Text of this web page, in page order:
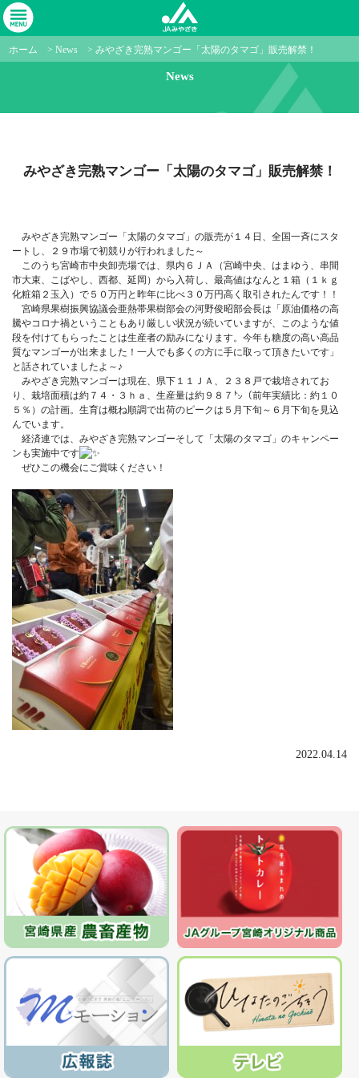
ホーム > News > みやざき完熟マンゴー「太陽のタマゴ」販売解禁！
News
みやざき完熟マンゴー「太陽のタマゴ」販売解禁！
みやざき完熟マンゴー「太陽のタマゴ」の販売が１４日、全国一斉にスタ
ートし、２９市場で初競りが行われました～
このうち宮崎市中央卸売場では、県内６ＪＡ（宮崎中央、はまゆう、串間
市大束、こばやし、西都、延岡）から入荷し、最高値はなんと１箱（１ｋｇ
化粧箱２玉入）で５０万円と昨年に比べ３０万円高く取引されたんです！！
宮崎県果樹振興協議会亜熱帯果樹部会の河野俊昭部会長は「原油価格の高
騰やコロナ禍ということもあり厳しい状況が続いていますが、このような値
段を付けてもらったことは生産者の励みになります。今年も糖度の高い高品
質なマンゴーが出来ました！一人でも多くの方に手に取って頂きたいです」
と話されていましたよ～♪
みやざき完熟マンゴーは現在、県下１１ＪＡ、２３８戸で栽培されてお
り、栽培面積は約７４・３ｈａ、生産量は約９８７㌧（前年実績比：約１０
５％）の計画。生育は概ね順調で出荷のピークは５月下旬～６月下旬を見込
んでいます。
経済連では、みやざき完熟マンゴーそして「太陽のタマゴ」のキャンペー
ンも実施中です
ぜひこの機会にご賞味ください！
2022.04.14